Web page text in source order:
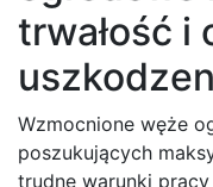
trwałość i
Wzmocnione węże
poszukujących
trudne warunki